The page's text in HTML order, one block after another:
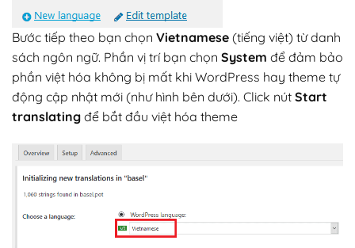
Bước tiếp theo bạn chọn Vietnamese (tiếng việt) từ danh
sách ngôn ngữ. Phần vị trí bạn chọn System để đảm bảo
phần việt hóa không bị mất khi WordPress hay theme tự
động cập nhật mới (như hình bên dưới). Click nút Start
translating để bắt đầu việt hóa theme